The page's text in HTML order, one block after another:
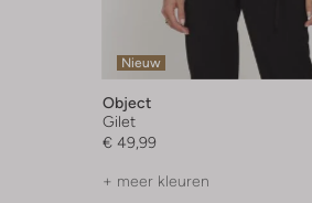
Nieuw
Object
Gilet
€ 49,99
+ meer kleuren